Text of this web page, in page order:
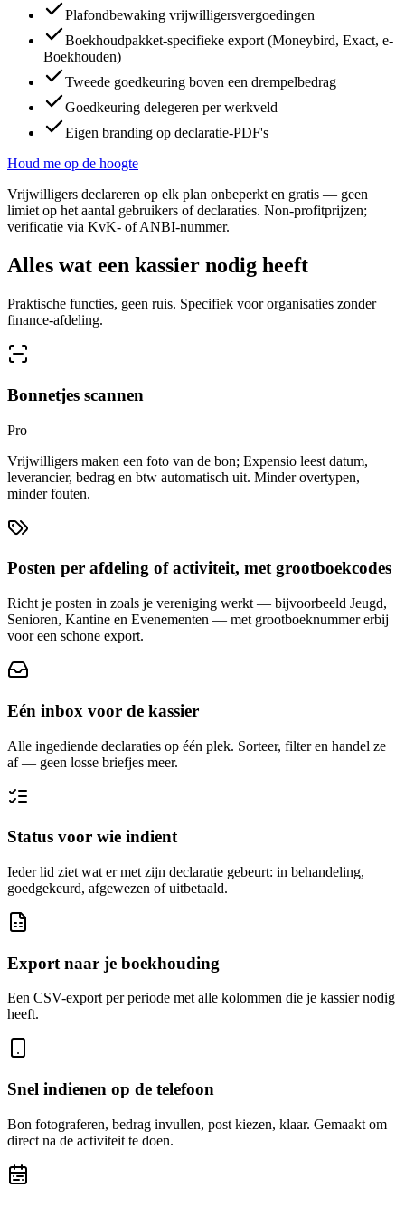
Plafondbewaking vrijwilligersvergoedingen
Boekhoudpakket-specifieke export (Moneybird, Exact, e-
Boekhouden)
Tweede goedkeuring boven een drempelbedrag
Goedkeuring delegeren per werkveld
Eigen branding op declaratie-PDF's
Houd me op de hoogte
Vrijwilligers declareren op elk plan onbeperkt en gratis — geen
limiet op het aantal gebruikers of declaraties. Non-profitprijzen;
verificatie via KvK- of ANBI-nummer.
Alles wat een kassier nodig heeft
Praktische functies, geen ruis. Specifiek voor organisaties zonder
finance-afdeling.
Bonnetjes scannen
Pro
Vrijwilligers maken een foto van de bon; Expensio leest datum,
leverancier, bedrag en btw automatisch uit. Minder overtypen,
minder fouten.
Posten per afdeling of activiteit, met grootboekcodes
Richt je posten in zoals je vereniging werkt — bijvoorbeeld Jeugd,
Senioren, Kantine en Evenementen — met grootboeknummer erbij
voor een schone export.
Eén inbox voor de kassier
Alle ingediende declaraties op één plek. Sorteer, filter en handel ze
af — geen losse briefjes meer.
Status voor wie indient
Ieder lid ziet wat er met zijn declaratie gebeurt: in behandeling,
goedgekeurd, afgewezen of uitbetaald.
Export naar je boekhouding
Een CSV-export per periode met alle kolommen die je kassier nodig
heeft.
Snel indienen op de telefoon
Bon fotograferen, bedrag invullen, post kiezen, klaar. Gemaakt om
direct na de activiteit te doen.